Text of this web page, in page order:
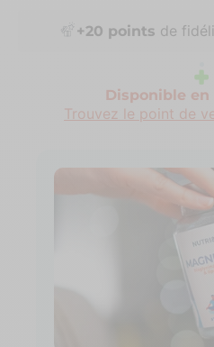
Disponible
Trouvez le point de
Livraison gratuite